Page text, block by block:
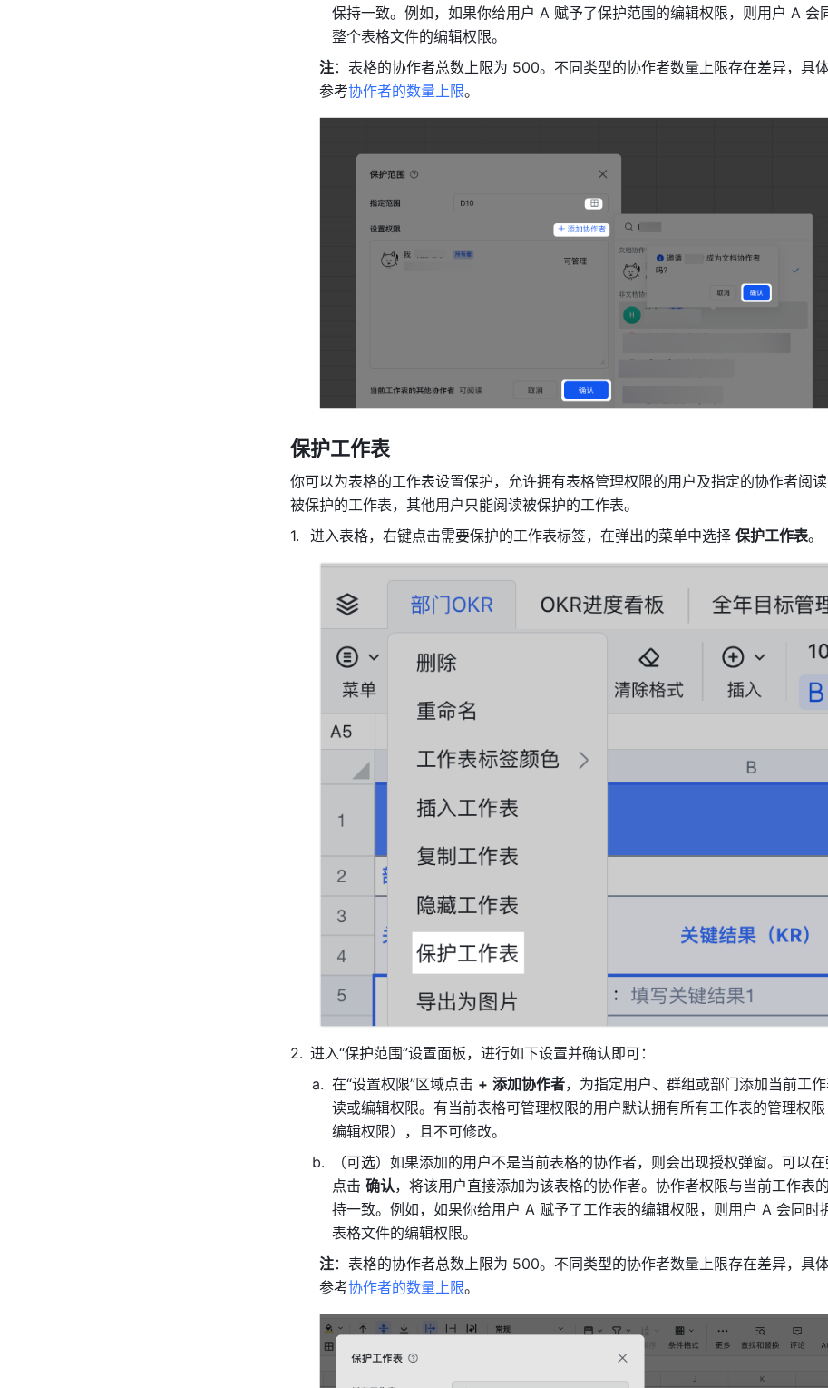
保持一致。例如，如果你给用户 A 赋予了保护范围的编辑权限，则用户 A 会
整个表格文件的编辑权限。
注：表格的协作者总数上限为 500。不同类型的协作者数量上限存在差异，具
参考协作者的数量上限。
保护工作表
你可以为表格的工作表设置保护，允许拥有表格管理权限的用户及指定的协作者阅
被保护的工作表，其他用户只能阅读被保护的工作表。
进入表格，右键点击需要保护的工作表标签，在弹出的菜单中选择 保护工作表。
进入“保护范围”设置面板，进行如下设置并确认即可：
在“设置权限”区域点击 + 添加协作者， 为指定用户、群组或部门添加当前工
读或编辑权限。有当前表格可管理权限的用户默认拥有所有工作表的管理权
编辑权限），且不可修改。
（可选）如果添加的用户不是当前表格的协作者，则会出现授权弹窗。可以
点击 确认，将该用户直接添加为该表格的协作者。协作者权限与当前工作表
持一致。例如，如果你给用户 A 赋予了工作表的编辑权限，则用户 A 会同时
表格文件的编辑权限。
注：表格的协作者总数上限为 500。不同类型的协作者数量上限存在差异，具
参考协作者的数量上限。